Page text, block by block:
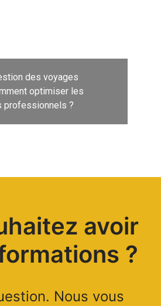
des voyages
optimiser les
professionnels ?
avoir
?
Nous vous